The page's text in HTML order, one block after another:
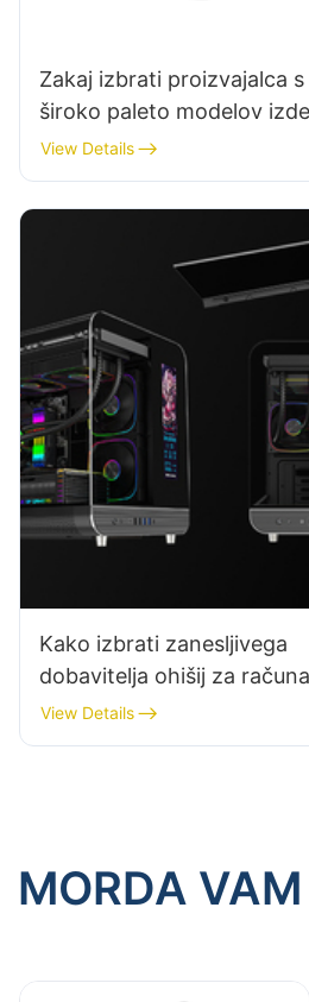
Zakaj izbrati proizvajalca s
široko paleto modelov
View Details
Kako izbrati zanesljivega
dobavitelja ohišij za
Ključni nasveti
View Details
MORDA